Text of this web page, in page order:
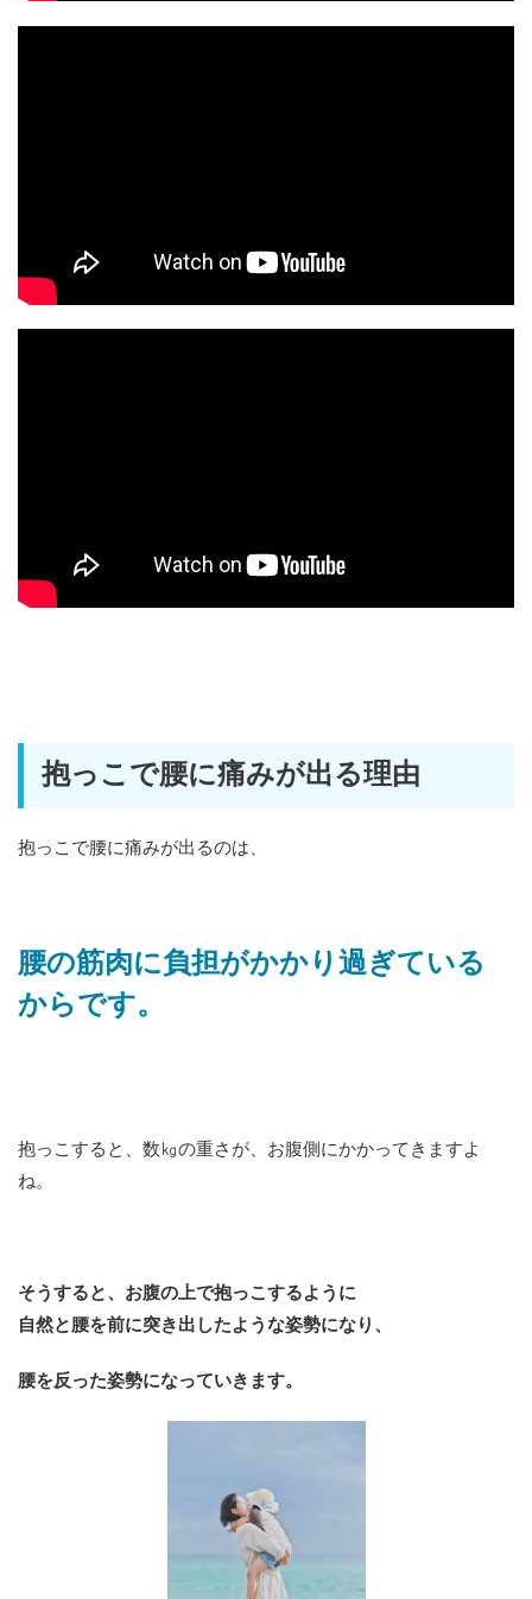
抱っこで腰に痛みが出る理由
抱っこで腰に痛みが出るのは、
腰の筋肉に負担がかかり過ぎている
からです。
抱っこすると、数㎏の重さが、お腹側にかかってきますよ
ね。
そうすると、お腹の上で抱っこするように
自然と腰を前に突き出したような姿勢になり、
腰を反った姿勢になっていきます。